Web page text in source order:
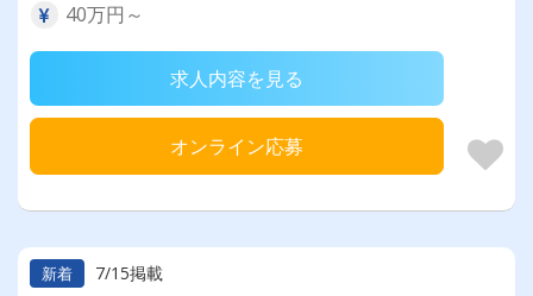
40万円～
求人内容を見る
オンライン応募
新着 7/15掲載